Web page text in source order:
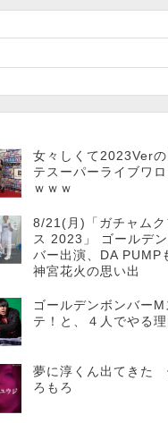
女々しくて2023Verの
テスーパーライブワロ
ｗｗｗ
8/21(月)「ガチャムク
ス 2023」 ゴールデ
バー出演、DA PUMP
神宮花火の思い出
ゴールデンボンバーM
テ！と、４人でやる理
夢に淳くん出てきた
ろもろ